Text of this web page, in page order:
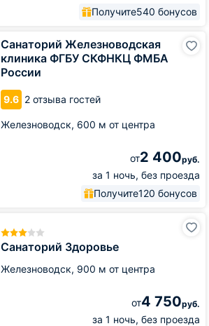
Получите540 бонусов
Санаторий Железноводская
клиника ФГБУ СКФНКЦ ФМБА
России
9.6 2 отзыва гостей
Железноводск, 600 м от центра
от2 400руб.
за 1 ночь, без проезда
Получите120 бонусов
Санаторий Здоровье
Железноводск, 900 м от центра
от4 750руб.
за 1 ночь, без проезда